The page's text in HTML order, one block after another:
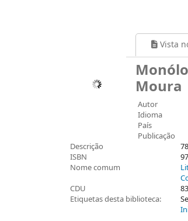
Vista
Moura
Autor
Idioma
País
Publicação
Descrição
ISBN
Nome comum
CDU
83
Etiquetas desta biblioteca: